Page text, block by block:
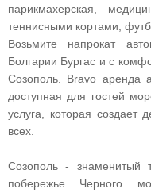
парикмахерская,
теннисными кортами,
Возьмите напрокат
Болгарии Бургас и с
Созополь. Bravo аренда
доступная для гостей
услуга, которая создает
всех.
Созополь - знаменитый
побережье Черного